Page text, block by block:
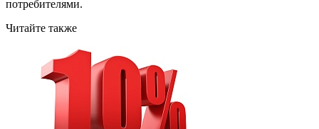
потребителями.
Читайте также